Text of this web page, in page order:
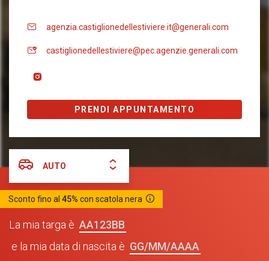
agenzia.castiglionedellestiviere.it@generali.com
castiglionedellestiviere@pec.agenzie.generali.com
PRENDI APPUNTAMENTO
AUTO
Sconto fino al 45% con scatola nera
La mia targa è
AA123BB
e la mia data di nascita è
GG/MM/AAAA